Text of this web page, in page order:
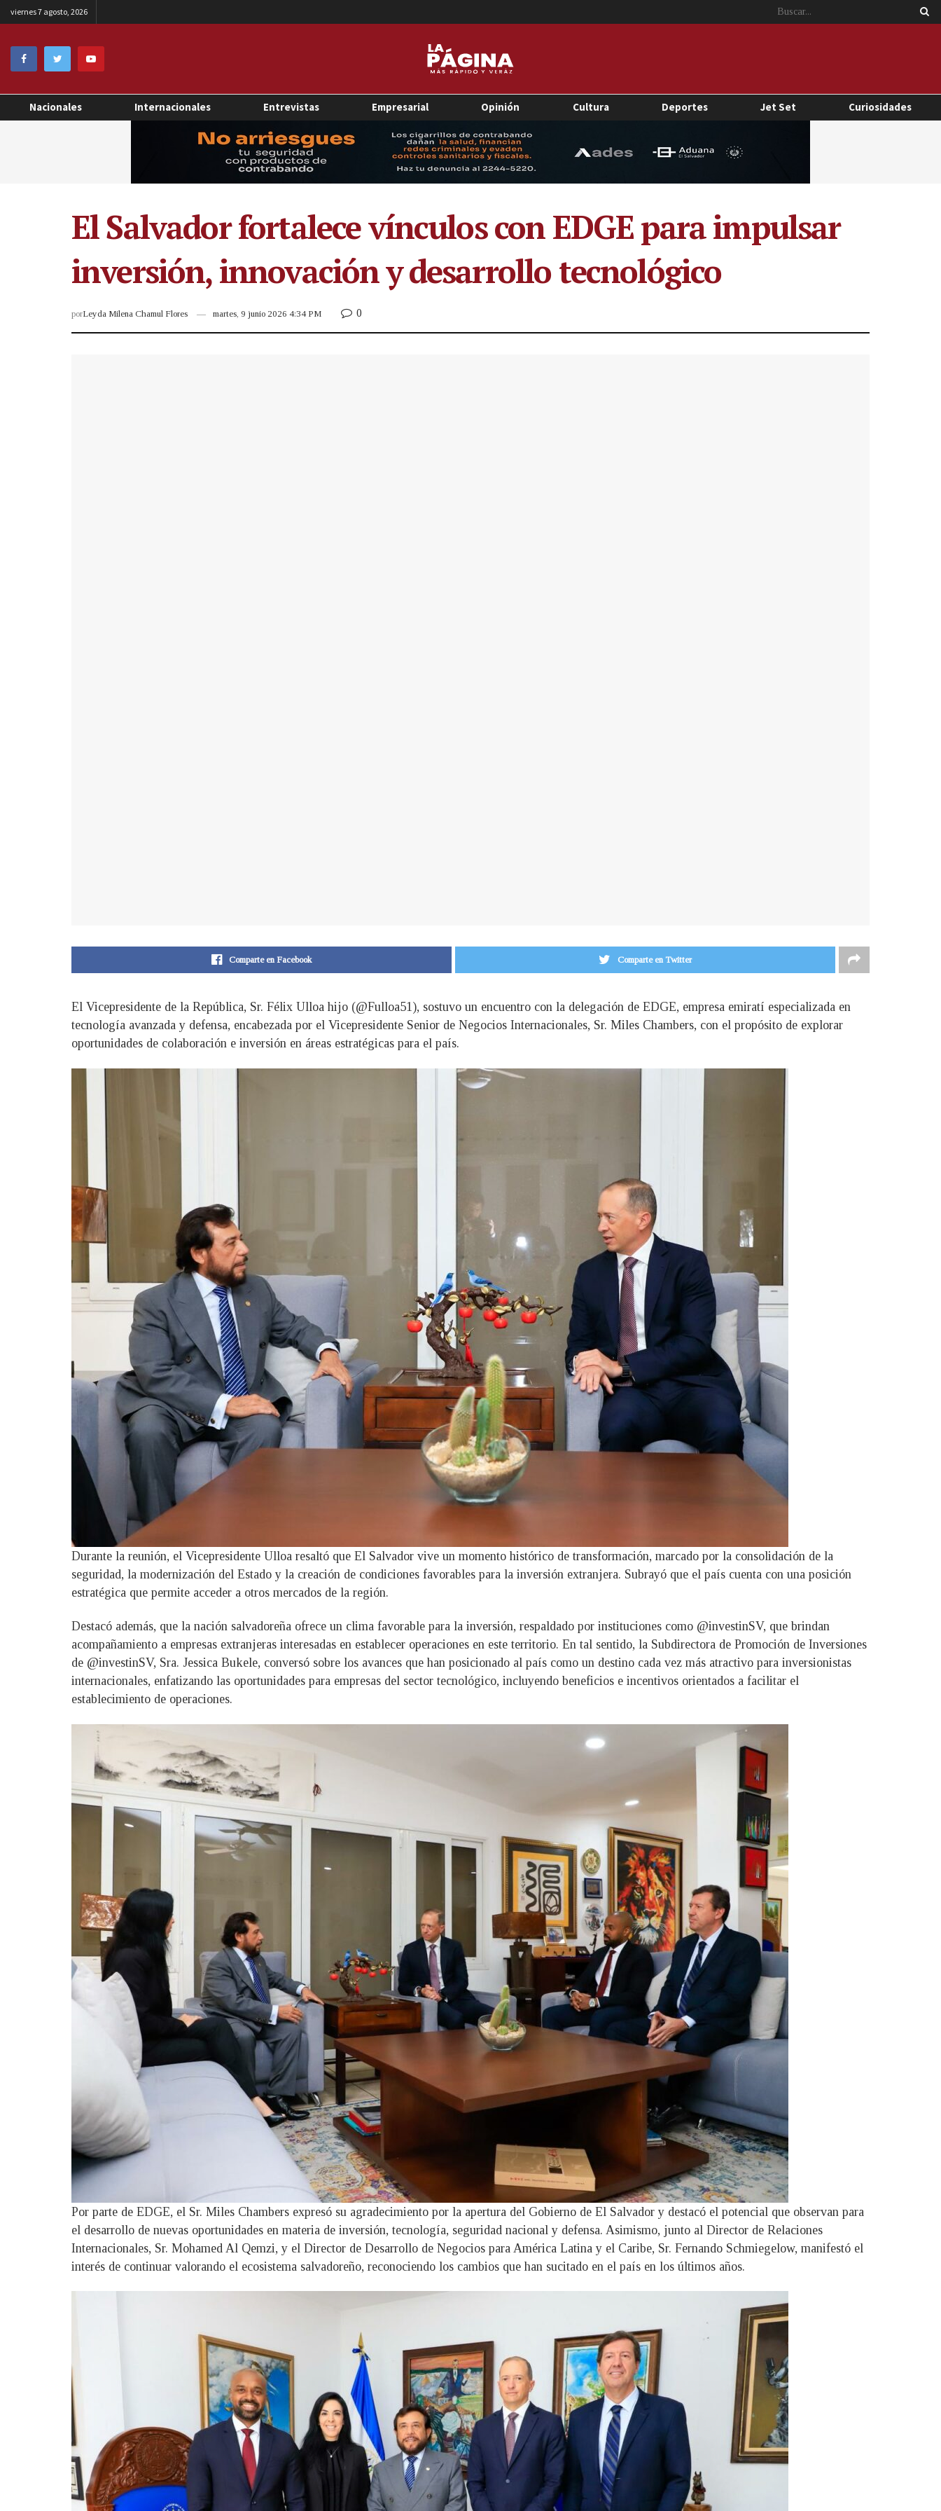
viernes 7 agosto, 2026
Nacionales Internacionales Entrevistas Empresarial Opinión Cultura Deportes Jet Set Curiosidades
El Salvador fortalece vínculos con EDGE para impulsar
inversión, innovación y desarrollo tecnológico
porLeyda Milena Chamul Flores martes, 9 junio 2026 4:34 PM 0
Comparte en Facebook Comparte en Twitter
El Vicepresidente de la República, Sr. Félix Ulloa hijo (@Fulloa51), sostuvo un encuentro con la delegación de EDGE, empresa emiratí especializada en
tecnología avanzada y defensa, encabezada por el Vicepresidente Senior de Negocios Internacionales, Sr. Miles Chambers, con el propósito de explorar
oportunidades de colaboración e inversión en áreas estratégicas para el país.
Durante la reunión, el Vicepresidente Ulloa resaltó que El Salvador vive un momento histórico de transformación, marcado por la consolidación de la
seguridad, la modernización del Estado y la creación de condiciones favorables para la inversión extranjera. Subrayó que el país cuenta con una posición
estratégica que permite acceder a otros mercados de la región.
Destacó además, que la nación salvadoreña ofrece un clima favorable para la inversión, respaldado por instituciones como @investinSV, que brindan
acompañamiento a empresas extranjeras interesadas en establecer operaciones en este territorio. En tal sentido, la Subdirectora de Promoción de Inversiones
de @investinSV, Sra. Jessica Bukele, conversó sobre los avances que han posicionado al país como un destino cada vez más atractivo para inversionistas
internacionales, enfatizando las oportunidades para empresas del sector tecnológico, incluyendo beneficios e incentivos orientados a facilitar el
establecimiento de operaciones.
Por parte de EDGE, el Sr. Miles Chambers expresó su agradecimiento por la apertura del Gobierno de El Salvador y destacó el potencial que observan para
el desarrollo de nuevas oportunidades en materia de inversión, tecnología, seguridad nacional y defensa. Asimismo, junto al Director de Relaciones
Internacionales, Sr. Mohamed Al Qemzi, y el Director de Desarrollo de Negocios para América Latina y el Caribe, Sr. Fernando Schmiegelow, manifestó el
interés de continuar valorando el ecosistema salvadoreño, reconociendo los cambios que han sucitado en el país en los últimos años.